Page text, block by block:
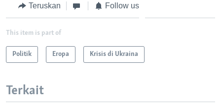
Teruskan Follow us
This item is part of
Politik Eropa Krisis di Ukraina
Terkait